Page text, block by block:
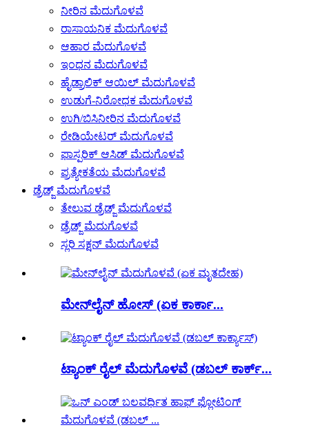
ನೀರಿನ ಮೆದುಗೊಳವೆ
ರಾಸಾಯನಿಕ ಮೆದುಗೊಳವೆ
ಆಹಾರ ಮೆದುಗೊಳವೆ
ಇಂಧನ ಮೆದುಗೊಳವೆ
ಹೈಡ್ರಾಲಿಕ್ ಆಯಿಲ್ ಮೆದುಗೊಳವೆ
ಉಡುಗೆ-ನಿರೋಧಕ ಮೆದುಗೊಳವೆ
ಉಗಿ/ಬಿಸಿನೀರಿನ ಮೆದುಗೊಳವೆ
ರೇಡಿಯೇಟರ್ ಮೆದುಗೊಳವೆ
ಫಾಸ್ಪರಿಕ್ ಆಸಿಡ್ ಮೆದುಗೊಳವೆ
ಪ್ರತ್ಯೇಕತೆಯ ಮೆದುಗೊಳವೆ
ಡ್ರೆಡ್ಜ್ ಮೆದುಗೊಳವೆ
ತೇಲುವ ಡ್ರೆಡ್ಜ್ ಮೆದುಗೊಳವೆ
ಡ್ರೆಡ್ಜ್ ಮೆದುಗೊಳವೆ
ಸ್ಲರಿ ಸಕ್ಷನ್ ಮೆದುಗೊಳವೆ
ಮೇನ್‌ಲೈನ್ ಹೋಸ್ (ಏಕ ಕಾರ್ಕಾ...
ಟ್ಯಾಂಕ್ ರೈಲ್ ಮೆದುಗೊಳವೆ (ಡಬಲ್ ಕಾರ್ಕ್...